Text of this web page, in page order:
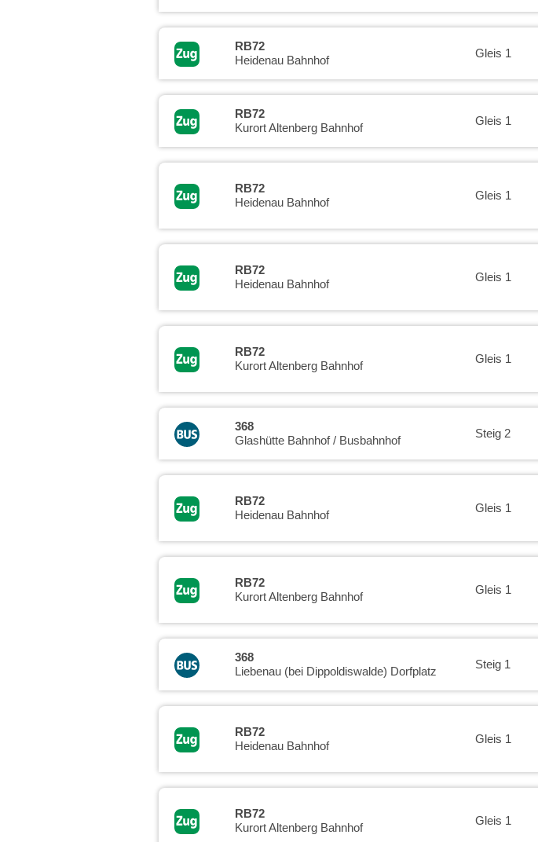
RB72
Heidenau Bahnhof
Gleis 1
RB72
Kurort Altenberg Bahnhof
Gleis 1
RB72
Heidenau Bahnhof
Gleis 1
RB72
Heidenau Bahnhof
Gleis 1
RB72
Kurort Altenberg Bahnhof
Gleis 1
368
Glashütte Bahnhof / Busbahnhof
Steig 2
RB72
Heidenau Bahnhof
Gleis 1
RB72
Kurort Altenberg Bahnhof
Gleis 1
368
Liebenau (bei Dippoldiswalde) Dorfplatz
Steig 1
RB72
Heidenau Bahnhof
Gleis 1
RB72
Kurort Altenberg Bahnhof
Gleis 1